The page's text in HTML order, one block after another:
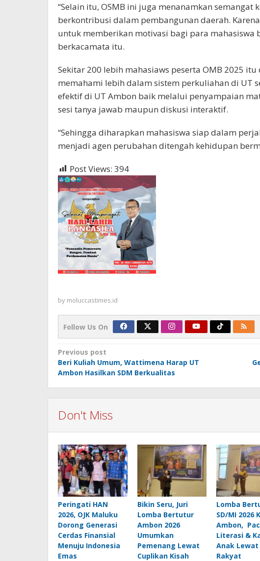
“Selain itu, OSMB ini juga menanamkan
berkontribusi dalam pembangunan daerah.
untuk memberikan motivasi bagi para mahasiswa
berkacamata itu.
Sekitar 200 lebih mahasiaws peserta OMB 2025
memahami lebih dalam sistem perkuliahan di UT
efektif di UT Ambon baik melalui penyampaian
sesi tanya jawab maupun diskusi interaktif.
“Sehingga diharapkan mahasiswa siap dalam
menjadi agen perubahan ditengah kehidupan
Post Views: 394
by moluccastimes.id
Follow Us On
Post
navigation
Previous post
Beri Kuliah Umum, Wattimena Harap UT
Ambon Hasilkan SDM Berkualitas
Don't Miss
Peringati HAN
2026, OJK Maluku
Dorong Generasi
Cerdas Finansial
Menuju Indonesia
Emas
Bikin Seru, Juri
Lomba Bertutur
Ambon 2026
Umumkan
Pemenang Lewat
Cuplikan Kisah
Lomba
SD/MI 2026
Ambon,
Literasi &
Anak
Rakyat